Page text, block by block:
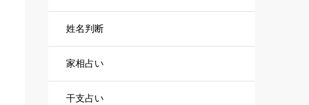
姓名判断
家相占い
干支占い